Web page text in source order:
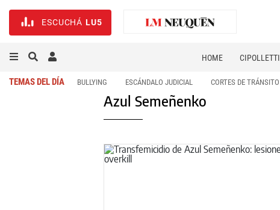
ESCUCHÁ LU5
HOME CIPOLLETTI
TEMAS DEL DÍA BULLYING ESCÁNDALO JUDICIAL CORTES DE TRÁNSITO
Azul Semeñenko